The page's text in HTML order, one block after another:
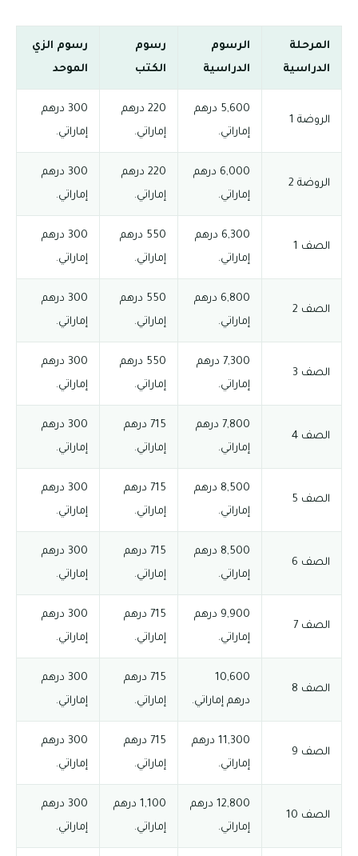
المرحلة
الدراسية
الرسوم
الدراسية
رسوم
الكتب
رسوم الزي
الموحد
الروضة 1
5,600 درهم
إماراتي.
220 درهم
إماراتي.
300 درهم
إماراتي.
الروضة 2
6,000 درهم
إماراتي.
220 درهم
إماراتي.
300 درهم
إماراتي.
الصف 1
6,300 درهم
إماراتي.
550 درهم
إماراتي.
300 درهم
إماراتي.
الصف 2
6,800 درهم
إماراتي.
550 درهم
إماراتي.
300 درهم
إماراتي.
الصف 3
7,300 درهم
إماراتي.
550 درهم
إماراتي.
300 درهم
إماراتي.
الصف 4
7,800 درهم
إماراتي.
715 درهم
إماراتي.
300 درهم
إماراتي.
الصف 5
8,500 درهم
إماراتي.
715 درهم
إماراتي.
300 درهم
إماراتي.
الصف 6
8,500 درهم
إماراتي.
715 درهم
إماراتي.
300 درهم
إماراتي.
الصف 7
9,900 درهم
إماراتي.
715 درهم
إماراتي.
300 درهم
إماراتي.
الصف 8
10,600
درهم إماراتي.
715 درهم
إماراتي.
300 درهم
إماراتي.
الصف 9
11,300 درهم
إماراتي.
715 درهم
إماراتي.
300 درهم
إماراتي.
الصف 10
12,800 درهم
إماراتي.
1,100 درهم
إماراتي.
300 درهم
إماراتي.